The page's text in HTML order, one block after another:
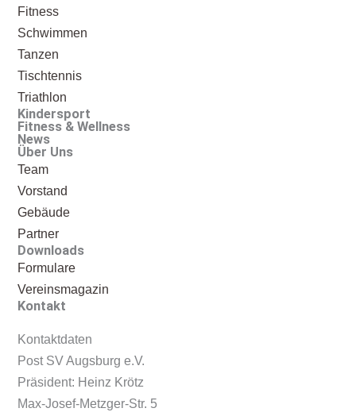
Fitness
Schwimmen
Tanzen
Tischtennis
Triathlon
Kindersport
Fitness & Wellness
News
Über Uns
Team
Vorstand
Gebäude
Partner
Downloads
Formulare
Vereinsmagazin
Kontakt
Kontaktdaten
Post SV Augsburg e.V.
Präsident: Heinz Krötz
Max-Josef-Metzger-Str. 5